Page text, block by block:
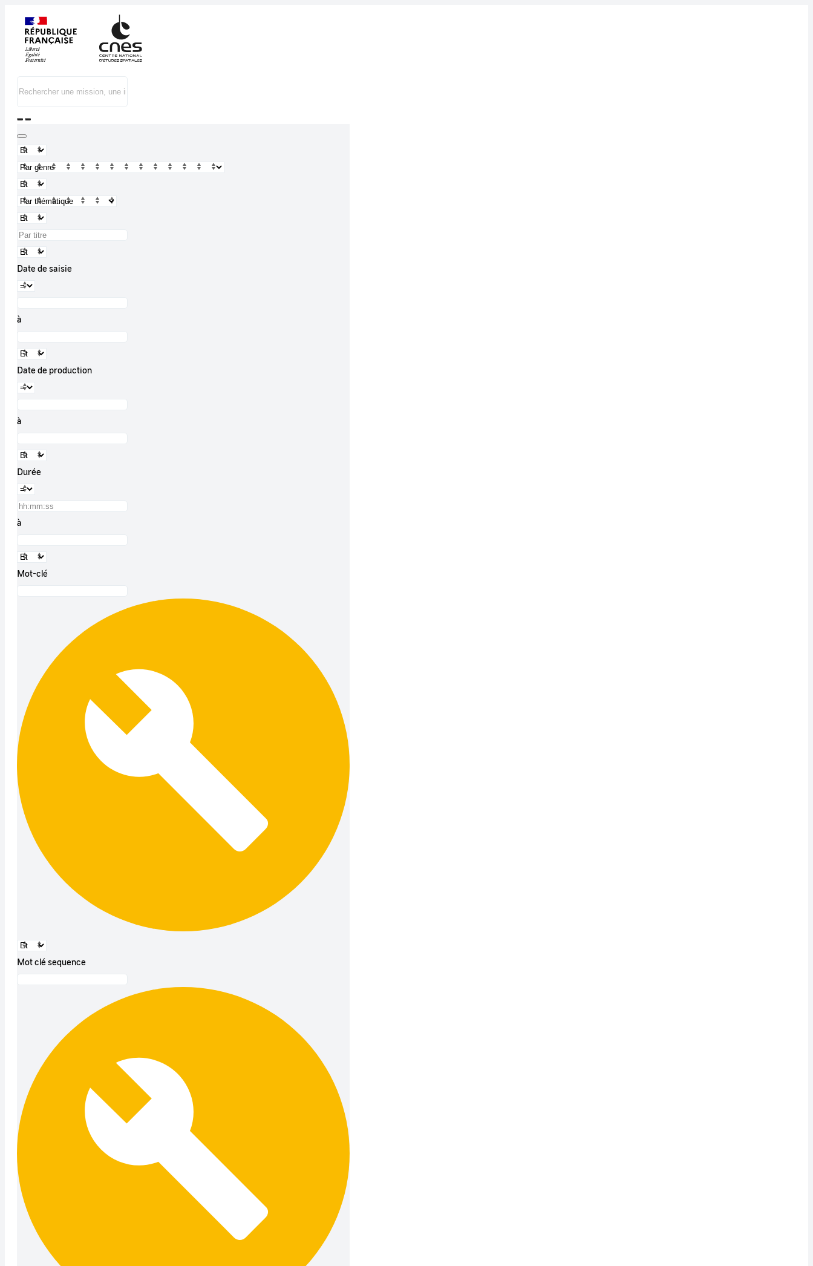
Date de saisie
à
Date de production
à
Durée
à
Mot-clé
Mot clé sequence